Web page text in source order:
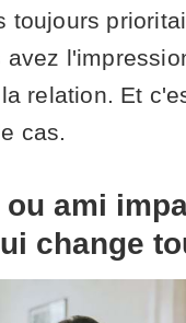
toujours
avez
relation. Et
cas.
ou ami
change